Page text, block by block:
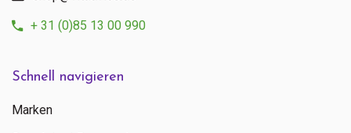
Schnell navigieren
Marken
+ 31 (0)85 13 00 990